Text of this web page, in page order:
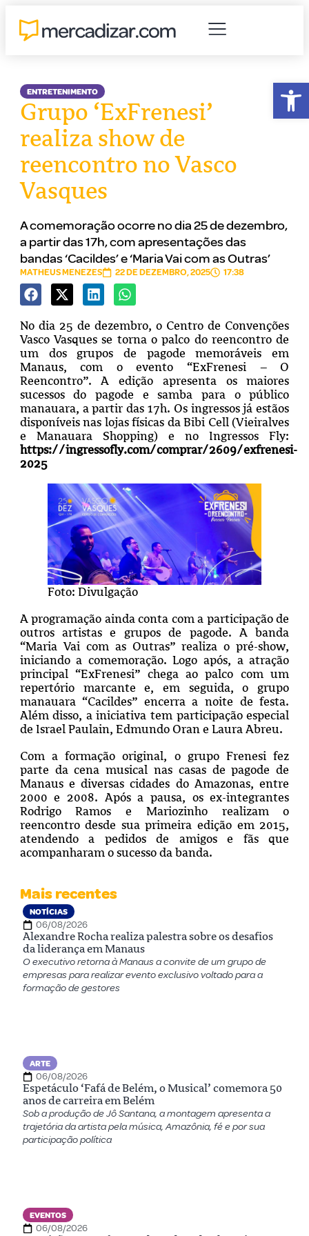
ENTRETENIMENTO
Grupo ‘ExFrenesi’
realiza show de
reencontro no Vasco
Vasques
A comemoração ocorre no dia 25 de dezembro,
a partir das 17h, com apresentações das
bandas ‘Cacildes’ e ‘Maria Vai com as Outras’
MATHEUS MENEZES 22 DE DEZEMBRO, 2025 17:38
No dia 25 de dezembro, o Centro de Convenções
Vasco Vasques se torna o palco do reencontro de
um dos grupos de pagode memoráveis em
Manaus, com o evento “ExFrenesi – O
Reencontro”. A edição apresenta os maiores
sucessos do pagode e samba para o público
manauara, a partir das 17h. Os ingressos já estãos
disponíveis nas lojas físicas da Bibi Cell (Vieiralves
e Manauara Shopping) e no Ingressos Fly:
https://ingressofly.com/comprar/2609/exfrenesi-
2025
Foto: Divulgação
A programação ainda conta com a participação de
outros artistas e grupos de pagode. A banda
“Maria Vai com as Outras” realiza o pré-show,
iniciando a comemoração. Logo após, a atração
principal “ExFrenesi” chega ao palco com um
repertório marcante e, em seguida, o grupo
manauara “Cacildes” encerra a noite de festa.
Além disso, a iniciativa tem participação especial
de Israel Paulain, Edmundo Oran e Laura Abreu.
Com a formação original, o grupo Frenesi fez
parte da cena musical nas casas de pagode de
Manaus e diversas cidades do Amazonas, entre
2000 e 2008. Após a pausa, os ex-integrantes
Rodrigo Ramos e Mariozinho realizam o
reencontro desde sua primeira edição em 2015,
atendendo a pedidos de amigos e fãs que
acompanharam o sucesso da banda.
Mais recentes
NOTÍCIAS
06/08/2026
Alexandre Rocha realiza palestra sobre os desafios
da liderança em Manaus
O executivo retorna à Manaus a convite de um grupo de
empresas para realizar evento exclusivo voltado para a
formação de gestores
ARTE
06/08/2026
Espetáculo ‘Fafá de Belém, o Musical’ comemora 50
anos de carreira em Belém
Sob a produção de Jô Santana, a montagem apresenta a
trajetória da artista pela música, Amazônia, fé e por sua
participação política
EVENTOS
06/08/2026